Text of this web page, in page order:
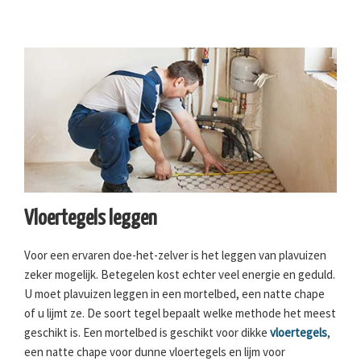
Vloertegels leggen
Voor een ervaren doe-het-zelver is het leggen van plavuizen
zeker mogelijk. Betegelen kost echter veel energie en geduld.
U moet plavuizen leggen in een mortelbed, een natte chape
of u lijmt ze. De soort tegel bepaalt welke methode het meest
geschikt is. Een mortelbed is geschikt voor dikke vloertegels,
een natte chape voor dunne vloertegels en lijm voor